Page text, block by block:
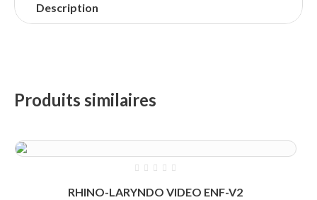
Description
Produits similaires
RHINO-LARYNDO VIDEO ENF-V2